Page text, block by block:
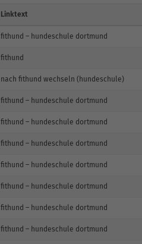
Linktext
fithund – hundeschule dortmund
fithund
nach fithund wechseln (hundeschule)
fithund – hundeschule dortmund
fithund – hundeschule dortmund
fithund – hundeschule dortmund
fithund – hundeschule dortmund
fithund – hundeschule dortmund
fithund – hundeschule dortmund
fithund – hundeschule dortmund